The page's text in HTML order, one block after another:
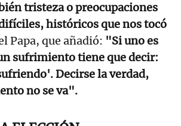
tristeza o preocupaciones
históricos que nos tocó
Papa, que añadió: "Si uno es
sufrimiento tiene que decir:
Decirse la verdad,
no se va".